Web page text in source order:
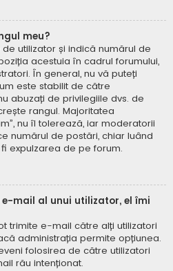
meu?
utilizator și indică numărul de
acestuia în cadrul forumului,
În general, nu vă puteți
este stabilit de către
abuzați de privilegiile dvs. de
rangul. Majoritatea
nu îl tolerează, iar moderatorii
numărul de postări, chiar luând
expulzarea de pe forum.
mail al unui utilizator, el îmi
trimite e-mail către alți utilizatori
administrația permite opțiunea.
folosirea de către utilizatori
rău intenționat.